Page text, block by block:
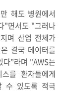
해도 병원에서
"면서도 "그러나
며 산업 전체가
결국 데이터를
다”라며 "AWS는
를 환자들에게
수 있도록 적극